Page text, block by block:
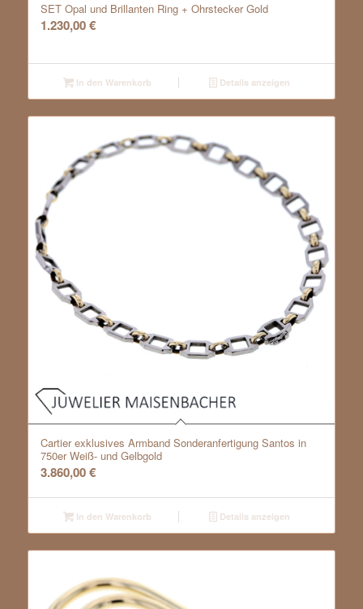
SET Opal und Brillanten Ring + Ohrstecker Gold
1.230,00€
In den Warenkorb Details anzeigen
Cartier exklusives Armband Sonderanfertigung Santos in
750er Weiß- und Gelbgold
3.860,00€
In den Warenkorb Details anzeigen